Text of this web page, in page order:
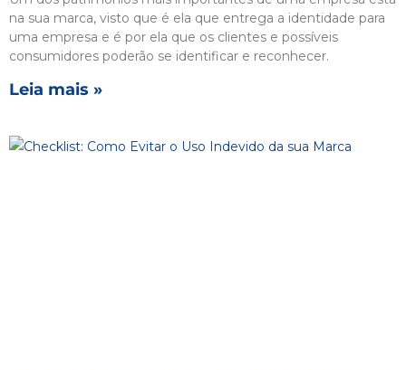
na sua marca, visto que é ela que entrega a identidade para
uma empresa e é por ela que os clientes e possíveis
consumidores poderão se identificar e reconhecer.
Leia mais »